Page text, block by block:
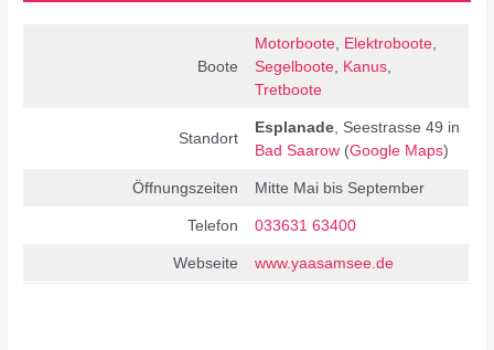
Boote
Motorboote, Elektroboote,
Segelboote, Kanus,
Tretboote
Standort
Esplanade, Seestrasse 49 in
Bad Saarow(Google Maps)
Öffnungszeiten Mitte Mai bis September
Telefon 033631 63400
Webseite www.yaasamsee.de